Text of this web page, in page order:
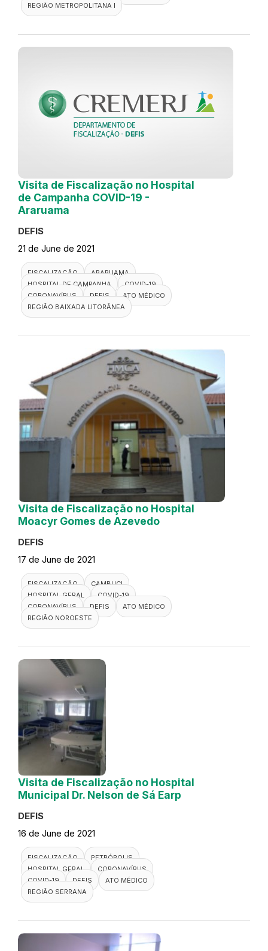
REGIÃO METROPOLITANA I
Visita de Fiscalização no Hospital
de Campanha COVID-19 -
Araruama
DEFIS
21 de June de 2021
FISCALIZAÇÃO
ARARUAMA
HOSPITAL DE CAMPANHA
COVID-19
CORONAVÍRUS
DEFIS
ATO MÉDICO
REGIÃO BAIXADA LITORÂNEA
Visita de Fiscalização no Hospital
Moacyr Gomes de Azevedo
DEFIS
17 de June de 2021
FISCALIZAÇÃO
CAMBUCI
HOSPITAL GERAL
COVID-19
CORONAVÍRUS
DEFIS
ATO MÉDICO
REGIÃO NOROESTE
Visita de Fiscalização no Hospital
Municipal Dr. Nelson de Sá Earp
DEFIS
16 de June de 2021
FISCALIZAÇÃO
PETRÓPOLIS
HOSPITAL GERAL
CORONAVÍRUS
COVID-19
DEFIS
ATO MÉDICO
REGIÃO SERRANA